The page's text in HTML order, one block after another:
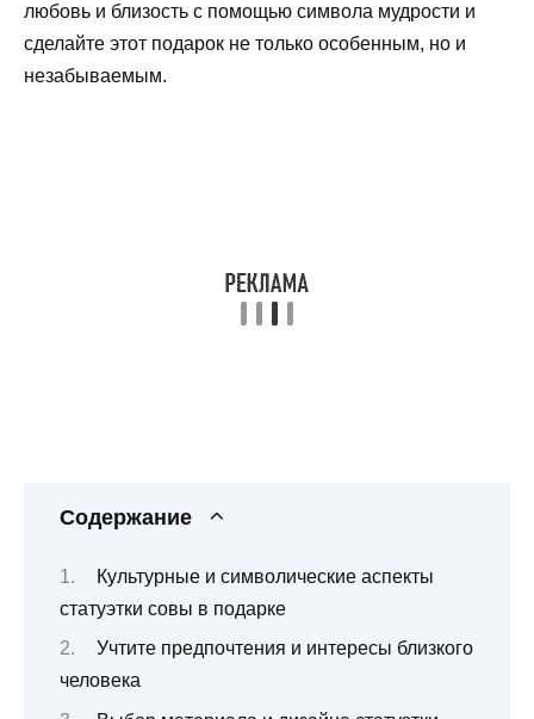
любовь и близость с помощью символа мудрости и
сделайте этот подарок не только особенным, но и
незабываемым.
Содержание
Культурные и символические аспекты
статуэтки совы в подарке
Учтите предпочтения и интересы близкого
человека